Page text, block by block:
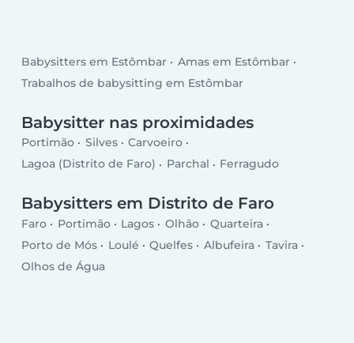
Babysitters em Estômbar
Amas em Estômbar
Trabalhos de babysitting em Estômbar
Babysitter nas proximidades
Portimão Silves
Carvoeiro
Lagoa (Distrito de Faro)
Parchal Ferragudo
Babysitters em Distrito de Faro
Faro Portimão Lagos Olhão
Quarteira
Porto de Mós
Loulé Quelfes Albufeira
Tavira
Olhos de Água